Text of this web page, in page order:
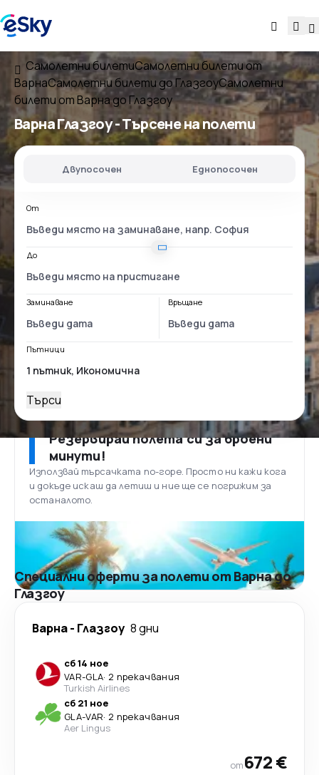
Самолетни билетиСамолетни билети от
ВарнаСамолетни билети до ГлазгоуСамолетни
билети от Варна до Глазгоу
Варна Глазгоу- Търсене на полети
Двупосочен Еднопосочен
От
До
Заминаване Връщане
Пътници
Търси
Резервирай полета си за броени
минути!
Използвай търсачката по-горе. Просто ни кажи кога
и докъде искаш да летиш и ние ще се погрижим за
останалото.
Специални оферти за полети от Варна до
Глазгоу
Варна- Глазгоу 8 дни
сб 14 ное
VAR-GLA· 2 прекачвания
Turkish Airlines
сб 21 ное
GLA-VAR· 2 прекачвания
Aer Lingus
от672 €